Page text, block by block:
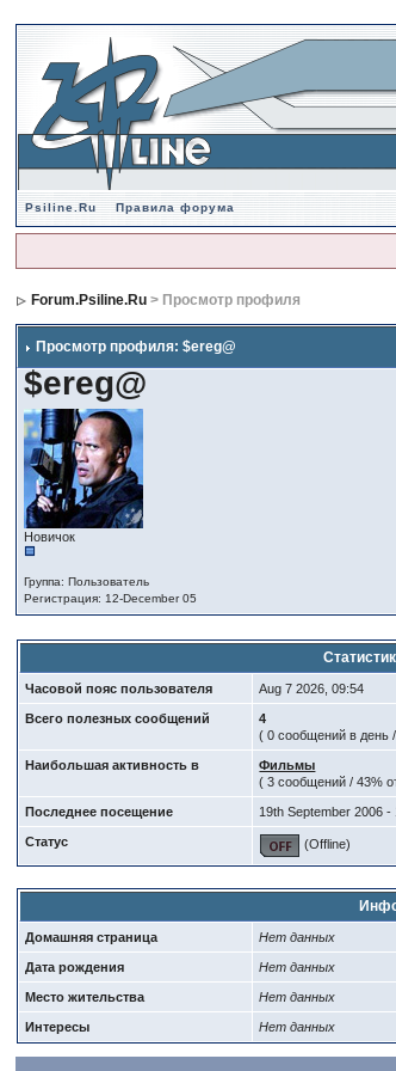
Psiline.Ru Правила форума
Forum.Psiline.Ru > Просмотр профиля
Просмотр профиля: $ereg@
$ereg@
Новичок
Группа: Пользователь
Регистрация: 12-December 05
Часовой пояс пользователя Aug 7 2026, 09:54
Всего полезных сообщений
4
( 0 сообщений в день
Наибольшая активность в
Фильмы
( 3 сообщений / 43%
Последнее посещение 19th September 2006 -
Статус (Offline)
Домашняя страница Нет данных
Дата рождения Нет данных
Место жительства Нет данных
Интересы Нет данных